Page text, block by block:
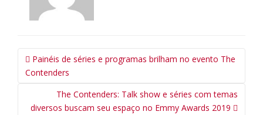
Navegação
da
Postagem
Painéis de séries e programas brilham no evento The
Contenders
The Contenders: Talk show e séries com temas
diversos buscam seu espaço no Emmy Awards 2019